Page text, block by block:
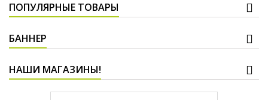
ПОПУЛЯРНЫЕ ТОВАРЫ
БАННЕР
НАШИ МАГАЗИНЫ!